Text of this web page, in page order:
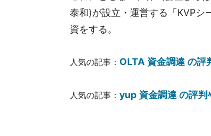
泰和)が設立・運営する「KVPシ
資をする。
人気の記事： OLTA 資金調達 の評
人気の記事： yup 資金調達 の評判